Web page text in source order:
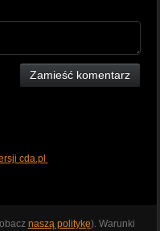
Zamieść komentarz
cda.pl
naszą politykę). Warunki